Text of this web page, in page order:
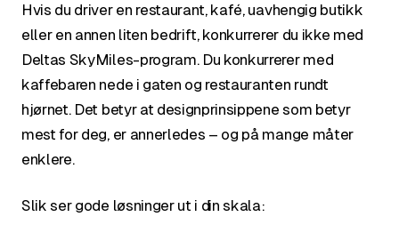
Hvis du driver en restaurant, kafé, uavhengig butikk
eller en annen liten bedrift, konkurrerer du ikke med
Deltas SkyMiles-program. Du konkurrerer med
kaffebaren nede i gaten og restauranten rundt
hjørnet. Det betyr at designprinsippene som betyr
mest for deg, er annerledes – og på mange måter
enklere.
Slik ser gode løsninger ut i din skala: